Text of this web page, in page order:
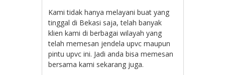
Kami tidak hanya melayani buat yang
tinggal di Bekasi saja, telah banyak
klien kami di berbagai wilayah yang
telah memesan jendela upvc maupun
pintu upvc ini. Jadi anda bisa memesan
bersama kami sekarang juga.